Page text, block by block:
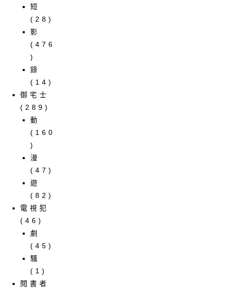
短
(28)
影
(476
)
錄
(14)
御宅士
(289)
動
(160
)
漫
(47)
遊
(82)
電視犯
(46)
劇
(45)
騷
(1)
閱書者